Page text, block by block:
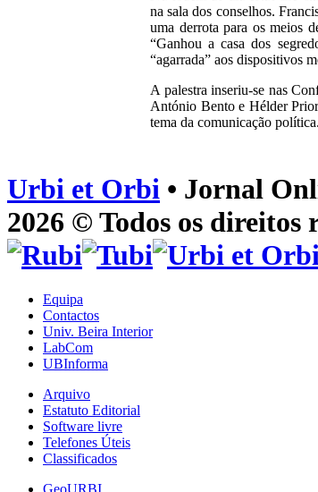
na sala dos conselhos.
uma derrota para os meios
“Ganhou a casa dos
“agarrada” aos dispositivos
A palestra inseriu-se nas
António Bento e Hélder
tema da comunicação política.
Urbi et Orbi • Jornal
2026 © Todos os direitos
Equipa
Contactos
Univ. Beira Interior
LabCom
UBInforma
Arquivo
Estatuto Editorial
Software livre
Telefones Úteis
Classificados
GeoURBI